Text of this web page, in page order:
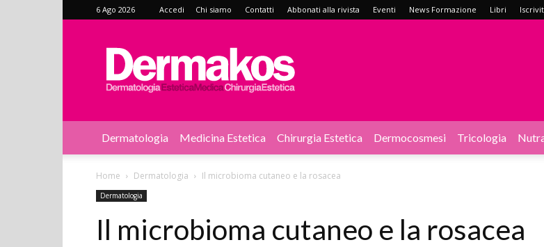
6 Ago 2026 Accedi Chi siamo Contatti Abbonati alla rivista Eventi News Formazione Libri
Dermakos
Dermatologia Medicina Estetica Chirurgia Estetica Dermocosmesi Tricologia
Home Dermatologia Il microbioma cutaneo e la rosacea
Dermatologia
Il microbioma cutaneo e la rosacea